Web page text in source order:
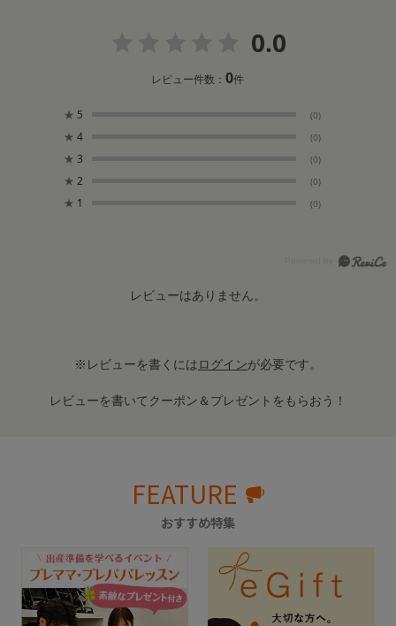
0.0
レビュー件数：0件
★ 5 (0)
★ 4 (0)
★ 3 (0)
★ 2 (0)
★ 1 (0)
レビューはありません。
※レビューを書くにはログインが必要です。
レビューを書いてクーポン＆プレゼントをもらおう！
FEATURE
おすすめ特集